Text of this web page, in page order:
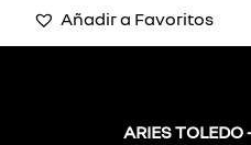
Añadir a Favoritos
ARIES TOLEDO